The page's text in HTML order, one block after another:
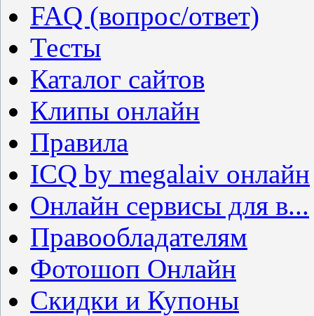
FAQ (вопрос/ответ)
Тесты
Каталог сайтов
Клипы онлайн
Правила
ICQ by megalaiv онлайн
Онлайн сервисы для в...
Правообладателям
Фотошоп Онлайн
Скидки и Купоны